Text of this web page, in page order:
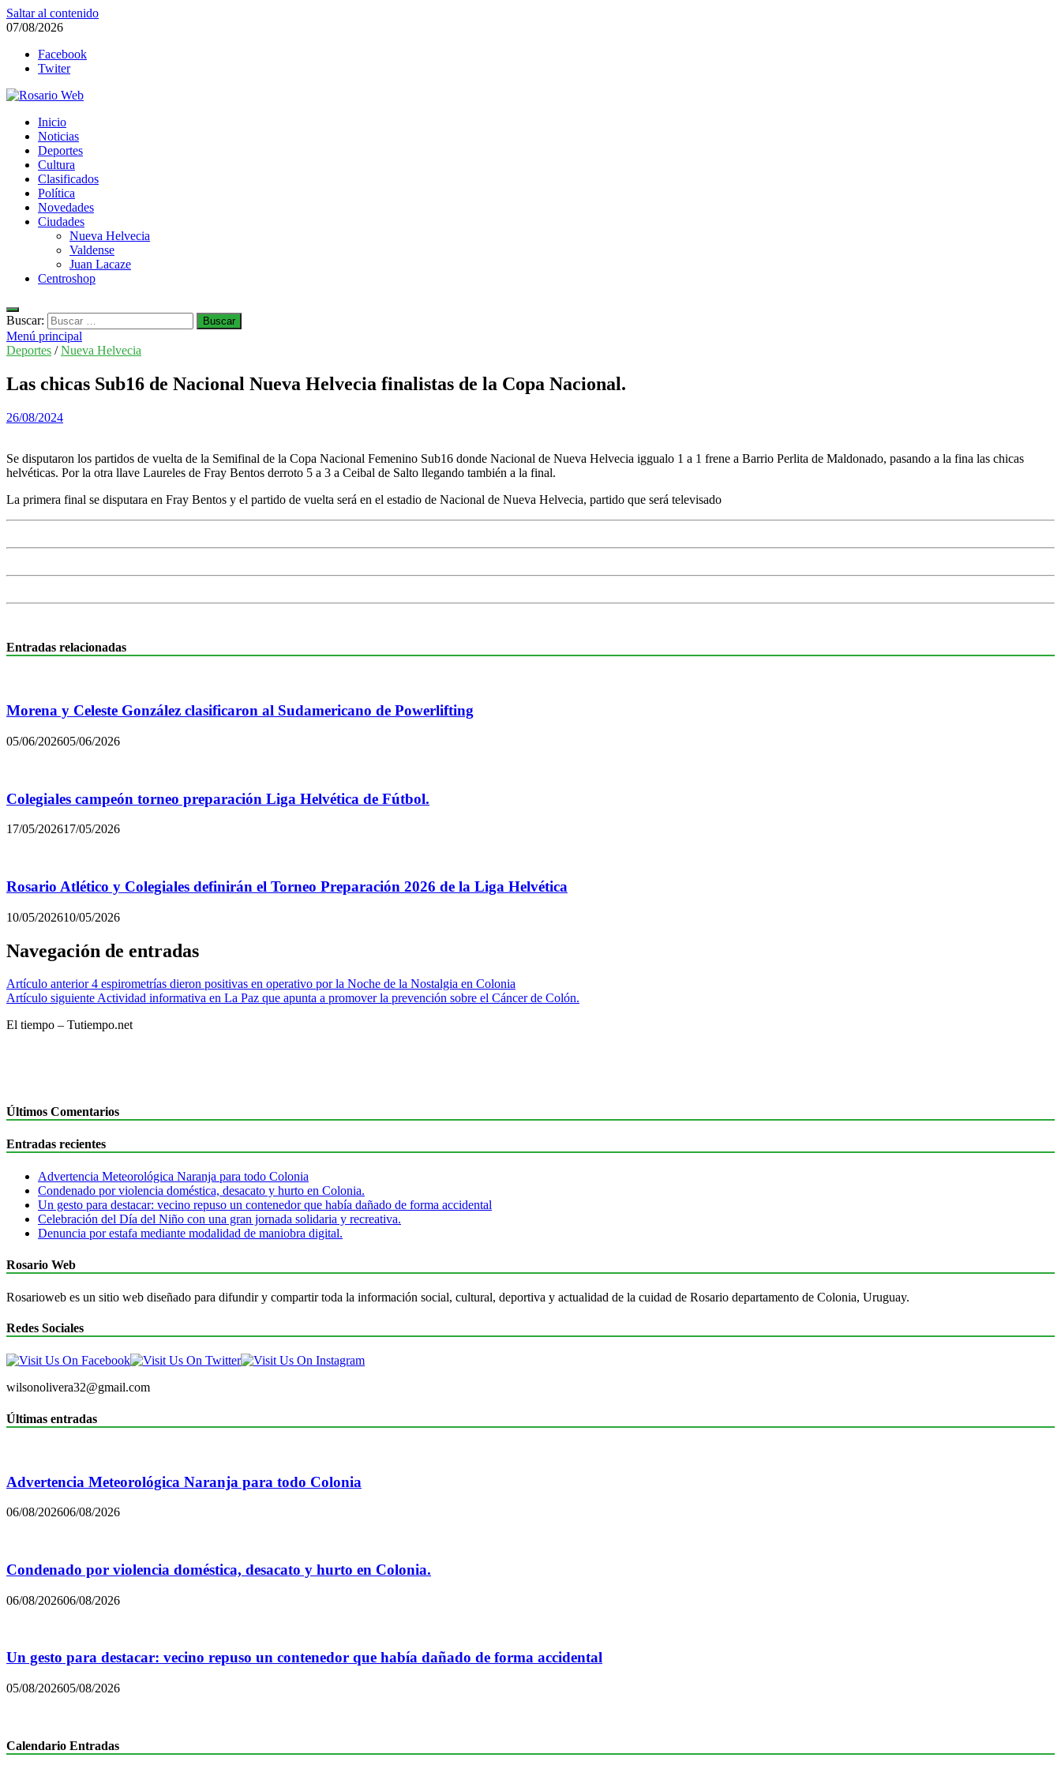
Saltar al contenido
07/08/2026
Facebook
Twiter
Rosario Web
Todas la noticias de Rosario y la zona
Inicio
Noticias
Deportes
Cultura
Clasificados
Política
Novedades
Ciudades
Nueva Helvecia
Valdense
Juan Lacaze
Centroshop
Buscar:
Menú principal
Deportes /Nueva Helvecia
Las chicas Sub16 de Nacional Nueva Helvecia finalistas de la Copa Nacional.
26/08/2024
Se disputaron los partidos de vuelta de la Semifinal de la Copa Nacional Femenino Sub16 donde Nacional de Nueva Helvecia iggualo 1 a 1 frene a Barrio Perlita de Maldonado, pasando a la fina las chicas
helvéticas. Por la otra llave Laureles de Fray Bentos derroto 5 a 3 a Ceibal de Salto llegando también a la final.
La primera final se disputara en Fray Bentos y el partido de vuelta será en el estadio de Nacional de Nueva Helvecia, partido que será televisado
Entradas relacionadas
Morena y Celeste González clasificaron al Sudamericano de Powerlifting
05/06/202605/06/2026
Colegiales campeón torneo preparación Liga Helvética de Fútbol.
17/05/202617/05/2026
Rosario Atlético y Colegiales definirán el Torneo Preparación 2026 de la Liga Helvética
10/05/202610/05/2026
Navegación de entradas
Artículo anterior 4 espirometrías dieron positivas en operativo por la Noche de la Nostalgia en Colonia
Artículo siguienteActividad informativa en La Paz que apunta a promover la prevención sobre el Cáncer de Colón.
El tiempo – Tutiempo.net
Últimos Comentarios
Entradas recientes
Advertencia Meteorológica Naranja para todo Colonia
Condenado por violencia doméstica, desacato y hurto en Colonia.
Un gesto para destacar: vecino repuso un contenedor que había dañado de forma accidental
Celebración del Día del Niño con una gran jornada solidaria y recreativa.
Denuncia por estafa mediante modalidad de maniobra digital.
Rosario Web
Rosarioweb es un sitio web diseñado para difundir y compartir toda la información social, cultural, deportiva y actualidad de la cuidad de Rosario departamento de Colonia, Uruguay.
Redes Sociales
wilsonolivera32@gmail.com
Últimas entradas
Advertencia Meteorológica Naranja para todo Colonia
06/08/202606/08/2026
Condenado por violencia doméstica, desacato y hurto en Colonia.
06/08/202606/08/2026
Un gesto para destacar: vecino repuso un contenedor que había dañado de forma accidental
05/08/202605/08/2026
Calendario Entradas